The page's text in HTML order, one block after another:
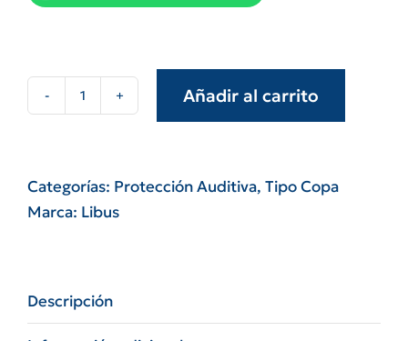
Protector
libus
alternative
cantidad
Añadir al carrito
Categorías: Protección Auditiva, Tipo Copa
Marca: Libus
Descripción